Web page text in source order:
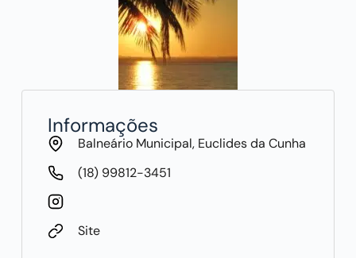
Informações
Balneário Municipal, Euclides da Cunha
(18) 99812-3451
Site